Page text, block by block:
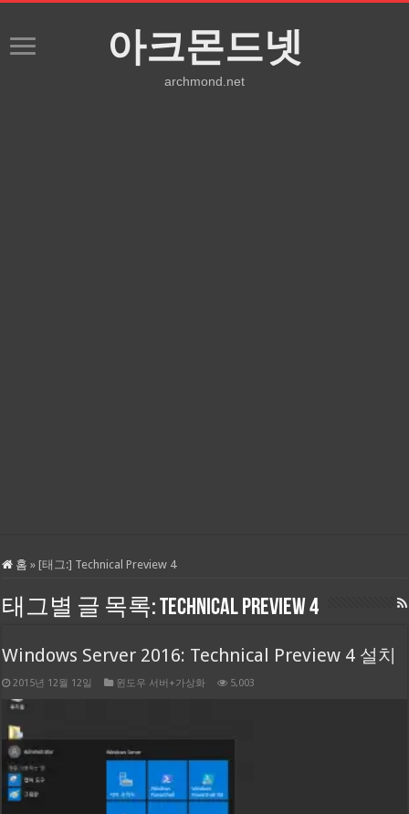
아크몬드넷
archmond.net
홈 » [태그:] Technical Preview 4
태그별 글 목록:Technical Preview 4
Windows Server 2016: Technical Preview 4 설치
2015년 12월 12일 윈도우 서버+가상화 5,003